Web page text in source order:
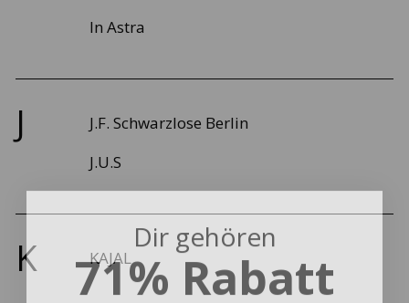
In Astra
J
J.F. Schwarzlose Berlin
J.U.S
K KAJAL
Dir gehören
71% Rabatt